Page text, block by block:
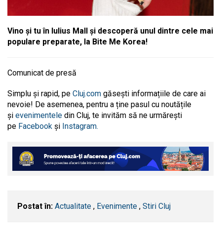
Vino și tu în Iulius Mall și descoperă unul dintre cele mai
populare preparate, la Bite Me Korea!
Comunicat de presă
Simplu și rapid, pe Cluj.com găsești informațiile de care ai
nevoie! De asemenea, pentru a ține pasul cu noutățile
și evenimentele din Cluj, te invităm să ne urmărești
pe Facebook și Instagram.
Postat în: Actualitate , Evenimente , Stiri Cluj